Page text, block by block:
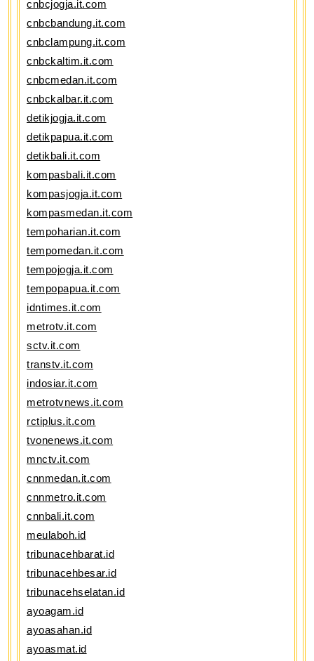
cnbcjogja.it.com
cnbcbandung.it.com
cnbclampung.it.com
cnbckaltim.it.com
cnbcmedan.it.com
cnbckalbar.it.com
detikjogja.it.com
detikpapua.it.com
detikbali.it.com
kompasbali.it.com
kompasjogja.it.com
kompasmedan.it.com
tempoharian.it.com
tempomedan.it.com
tempojogja.it.com
tempopapua.it.com
idntimes.it.com
metrotv.it.com
sctv.it.com
transtv.it.com
indosiar.it.com
metrotvnews.it.com
rctiplus.it.com
tvonenews.it.com
mnctv.it.com
cnnmedan.it.com
cnnmetro.it.com
cnnbali.it.com
meulaboh.id
tribunacehbarat.id
tribunacehbesar.id
tribunacehselatan.id
ayoagam.id
ayoasahan.id
ayoasmat.id